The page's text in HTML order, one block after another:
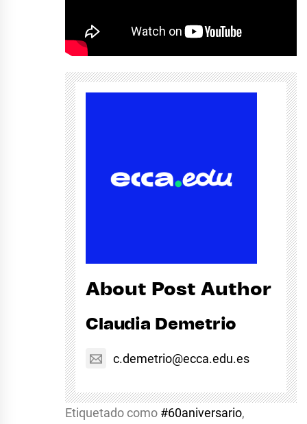
About Post Author
Claudia Demetrio
c.demetrio@ecca.edu.es
Etiquetado como #60aniversario,